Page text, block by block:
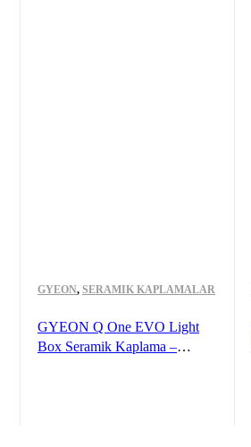
GYEON, SERAMIK KAPLAMALAR
GYEON Q One EVO Light
Box Seramik Kaplama –